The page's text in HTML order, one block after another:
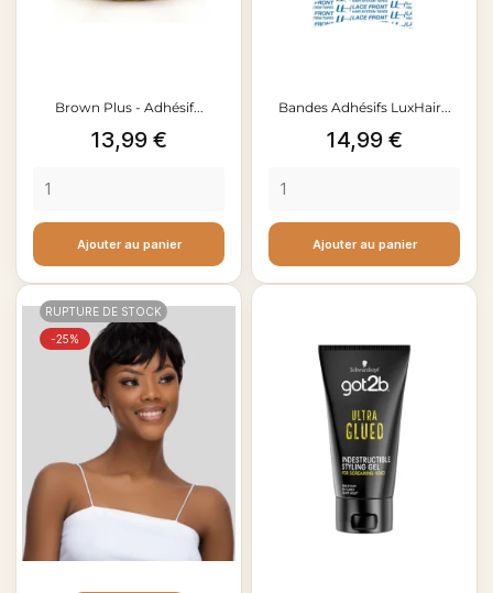
Brown Plus - Adhésif...
Prix
13,99 €
Ajouter au panier
Bandes Adhésifs LuxHair...
Prix
14,99 €
Ajouter au panier
RUPTURE DE STOCK
-25%